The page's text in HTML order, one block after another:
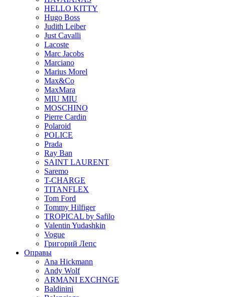
HELLO KITTY
Hugo Boss
Judith Leiber
Just Cavalli
Lacoste
Marc Jacobs
Marciano
Marius Morel
Max&Co
MaxMara
MIU MIU
MOSCHINO
Pierre Cardin
Polaroid
POLICE
Prada
Ray Ban
SAINT LAURENT
Saremo
T-CHARGE
TITANFLEX
Tom Ford
Tommy Hilfiger
TROPICAL by Safilo
Valentin Yudashkin
Vogue
Григорий Лепс
Оправы
Ana Hickmann
Andy Wolf
ARMANI EXCHNGE
Baldinini